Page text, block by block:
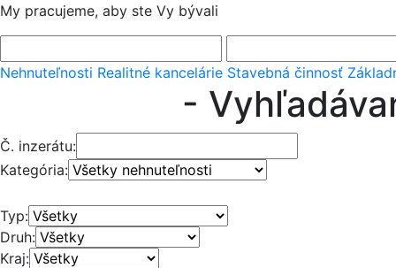
My pracujeme, aby ste Vy bývali
Nehnuteľnosti Realitné kancelárie Stavebná činnosť
-
Č. inzerátu:
Kategória:
Typ:
Druh:
Kraj: